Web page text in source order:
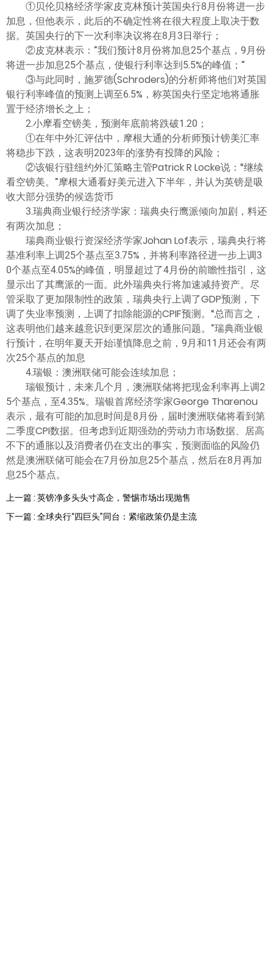
①贝伦贝格经济学家皮克林预计英国央行8月份将进一步
加息，但他表示，此后的不确定性将在很大程度上取决于数
据。英国央行的下一次利率决议将在8月3日举行；
②皮克林表示：”我们预计8月份将加息25个基点，9月份
将进一步加息25个基点，使银行利率达到5.5%的峰值；”
③与此同时，施罗德(Schroders)的分析师将他们对英国
银行利率峰值的预测上调至6.5%，称英国央行坚定地将通胀
置于经济增长之上；
2.小摩看空镑美，预测年底前将跌破1.20；
①在年中外汇评估中，摩根大通的分析师预计镑美汇率
将稳步下跌，这表明2023年的涨势有投降的风险；
②该银行驻纽约外汇策略主管Patrick R Locke说：“继续
看空镑美。”摩根大通看好美元进入下半年，并认为英镑是吸
收大部分强势的候选货币
3.瑞典商业银行经济学家：瑞典央行鹰派倾向加剧，料还
有两次加息；
瑞典商业银行资深经济学家Johan Lof表示，瑞典央行将
基准利率上调25个基点至3.75%，并将利率路径进一步上调3
0个基点至4.05%的峰值，明显超过了4月份的前瞻性指引，这
显示出了其鹰派的一面。此外瑞典央行将加速减持资产。尽
管采取了更加限制性的政策，瑞典央行上调了GDP预测，下
调了失业率预测，上调了扣除能源的CPIF预测。“总而言之，
这表明他们越来越意识到更深层次的通胀问题。”瑞典商业银
行预计，在明年夏天开始谨慎降息之前，9月和11月还会有两
次25个基点的加息
4.瑞银：澳洲联储可能会连续加息；
瑞银预计，未来几个月，澳洲联储将把现金利率再上调2
5个基点，至4.35%。瑞银首席经济学家George Tharenou
表示，最有可能的加息时间是8月份，届时澳洲联储将看到第
二季度CPI数据。但考虑到近期强劲的劳动力市场数据、居高
不下的通胀以及消费者仍在支出的事实，预测面临的风险仍
然是澳洲联储可能会在7月份加息25个基点，然后在8月再加
息25个基点。
上一篇 : 英镑净多头头寸高企，警惕市场出现抛售
下一篇 : 全球央行“四巨头”同台：紧缩政策仍是主流